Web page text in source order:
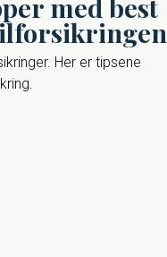
med best
Her er tipsene